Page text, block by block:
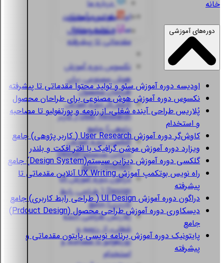
اودیسهدوره آموزش
سئو و تولید محتوا
مقدماتی تا پیشرفته
نکسوسدوره آموزش
هوش مصنوعی برای
طراحان محصول
کاوش‌گردوره آموزش
User Research ( کاربر
پژوهی) جامع
گلکسیدوره آموزش
دیزاین سیستم(Design
System) جامع
دراگون
دوره آموزش UI
Design ( طراحی رابط
کاربری) جامع
پُلاریسطراحی آینده
شغلی، از رزومه و
پورتفولیو تا مصاحبه و
استخدام
درباره ما
قوانین و مقررات
استعلام مدارک
خانه
دوره‌های آموزشی
اودیسهدوره آموزش سئو و تولید محتوا مقدماتی تا پیشرفته
نکسوسدوره آموزش هوش مصنوعی برای طراحان محصول
پُلاریسطراحی آینده شغلی، از رزومه و پورتفولیو تا مصاحبه
و استخدام
کاوش‌گردوره آموزش User Research ( کاربر پژوهی) جامع
ویزارددوره آموزش موشن گرافیک با افتر افکت و بلندر
گلکسیدوره آموزش دیزاین سیستم(Design System) جامع
راه نویس
بوتکمپ آموزش UX Writing آنلاین مقدماتی تا
پیشرفته
دراگوندوره آموزش UI Design ( طراحی رابط کاربری) جامع
دیسکاوری
دوره آموزش طراحی محصول (Prdouct Design)
جامع
پایتونیکدوره آموزش برنامه نویسی پایتون مقدماتی و
پیشرفته